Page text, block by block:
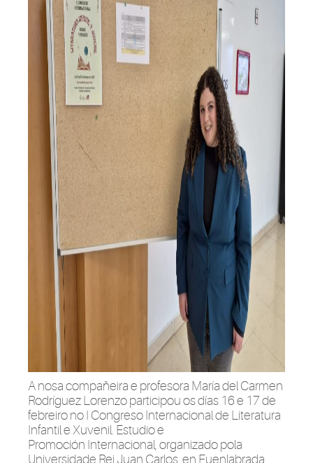
A nosa compañeira e profesora María del Carmen
Rodríguez Lorenzo participou os días 16 e 17 de
febreiro no I Congreso Internacional de Literatura
Infantil e Xuvenil. Estudio e
Promoción Internacional, organizado pola
Universidade Rei Juan Carlos, en Fuenlabrada.